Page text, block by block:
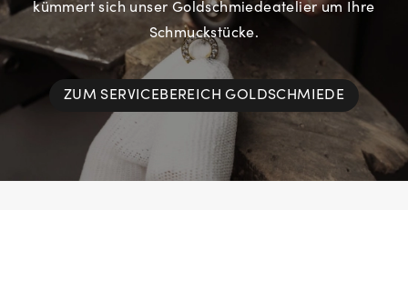
kümmert sich unser Goldschmiedeatelier um Ihre
Schmuckstücke.
ZUM SERVICEBEREICH GOLDSCHMIEDE